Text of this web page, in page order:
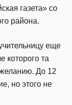
газета» со
района.
еще
которого та
До 12
но этого не